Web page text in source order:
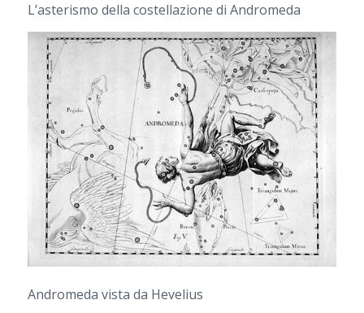
L’asterismo della costellazione di Andromeda
Andromeda vista da Hevelius